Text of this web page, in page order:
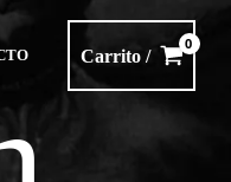
Carrito /